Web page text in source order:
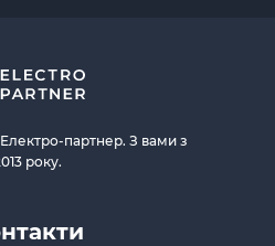
партнер. З вами з
року.